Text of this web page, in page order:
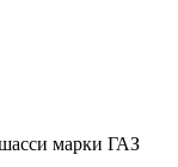
марки ГАЗ